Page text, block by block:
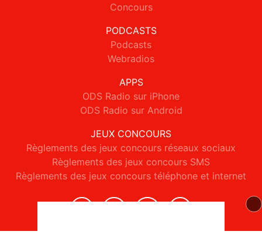
Concours
PODCASTS
Podcasts
Webradios
APPS
ODS Radio sur iPhone
ODS Radio sur Android
JEUX CONCOURS
Règlements des jeux concours réseaux sociaux
Règlements des jeux concours SMS
Règlements des jeux concours téléphone et internet